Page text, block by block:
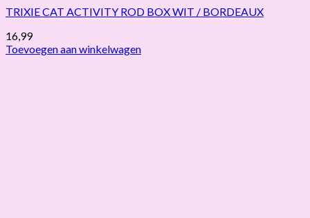
TRIXIE CAT ACTIVITY ROD BOX WIT / BORDEAUX
16,99
Toevoegen aan winkelwagen